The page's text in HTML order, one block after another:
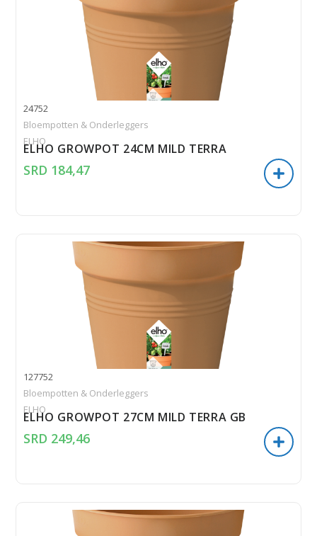
24752
Bloempotten & Onderleggers
ELHO
ELHO GROWPOT 24CM MILD TERRA
SRD 184,47
127752
Bloempotten & Onderleggers
ELHO
ELHO GROWPOT 27CM MILD TERRA GB
SRD 249,46